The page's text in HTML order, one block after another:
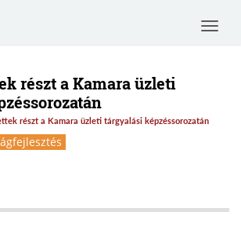
Toggle
részt a Kamara üzleti
részt a Kamara üzleti tárgyalási képzéssorozatán